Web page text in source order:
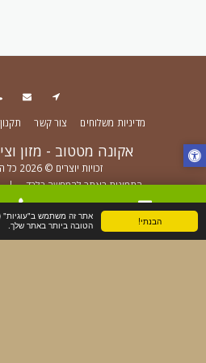
הבנתי!
הטובה ביותר באתר שלך.
אקונה מטטוב - מזון
זכויות יוצרים © 2026 כל הזכויות שמורות
התמונות באתר להמחשה בלבד.
מדיניות משלוחים צור קשר
טלפון צור קשר